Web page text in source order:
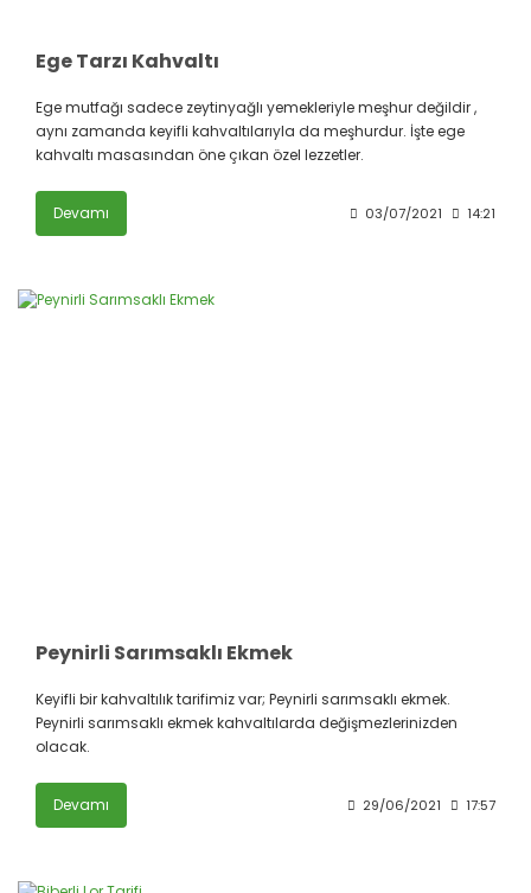
Ege Tarzı Kahvaltı
Ege mutfağı sadece zeytinyağlı yemekleriyle meşhur değildir ,
aynı zamanda keyifli kahvaltılarıyla da meşhurdur. İşte ege
kahvaltı masasından öne çıkan özel lezzetler.
Devamı 03/07/2021 14:21
Peynirli Sarımsaklı Ekmek
Keyifli bir kahvaltılık tarifimiz var; Peynirli sarımsaklı ekmek.
Peynirli sarımsaklı ekmek kahvaltılarda değişmezlerinizden
olacak.
Devamı 29/06/2021 17:57